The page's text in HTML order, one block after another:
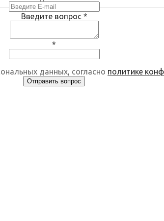
Введите вопрос *
*
данных, согласно политике